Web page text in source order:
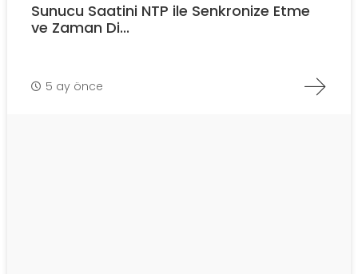
Sunucu Saatini NTP ile Senkronize Etme
ve Zaman Di...
5 ay önce